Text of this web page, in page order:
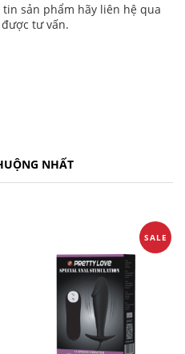
sản phẩm hãy liên hệ qua
tư vấn.
NHẤT
SALE